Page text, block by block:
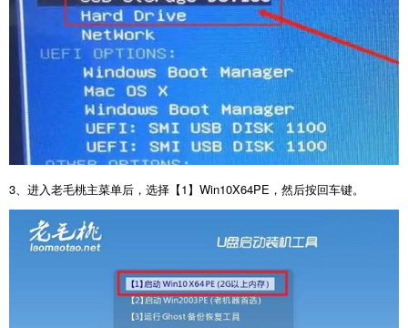
3 、进入老毛桃主菜单后，选择【1】 Win10X64PE ，然后按回车键。